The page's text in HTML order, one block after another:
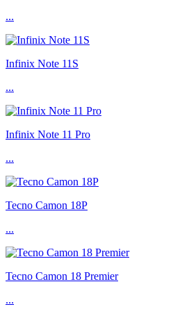
...
Infinix Note 11S
...
Infinix Note 11 Pro
...
Tecno Camon 18P
...
Tecno Camon 18 Premier
...